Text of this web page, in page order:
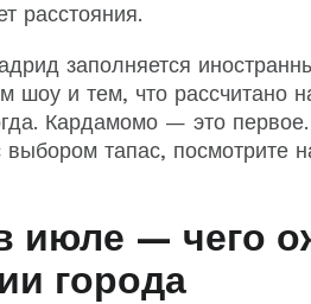
расстояния.
заполняется
шоу и тем, что рассчитано
Кардамомо — это
выбором тапас, посмотрите
июле — чего
города